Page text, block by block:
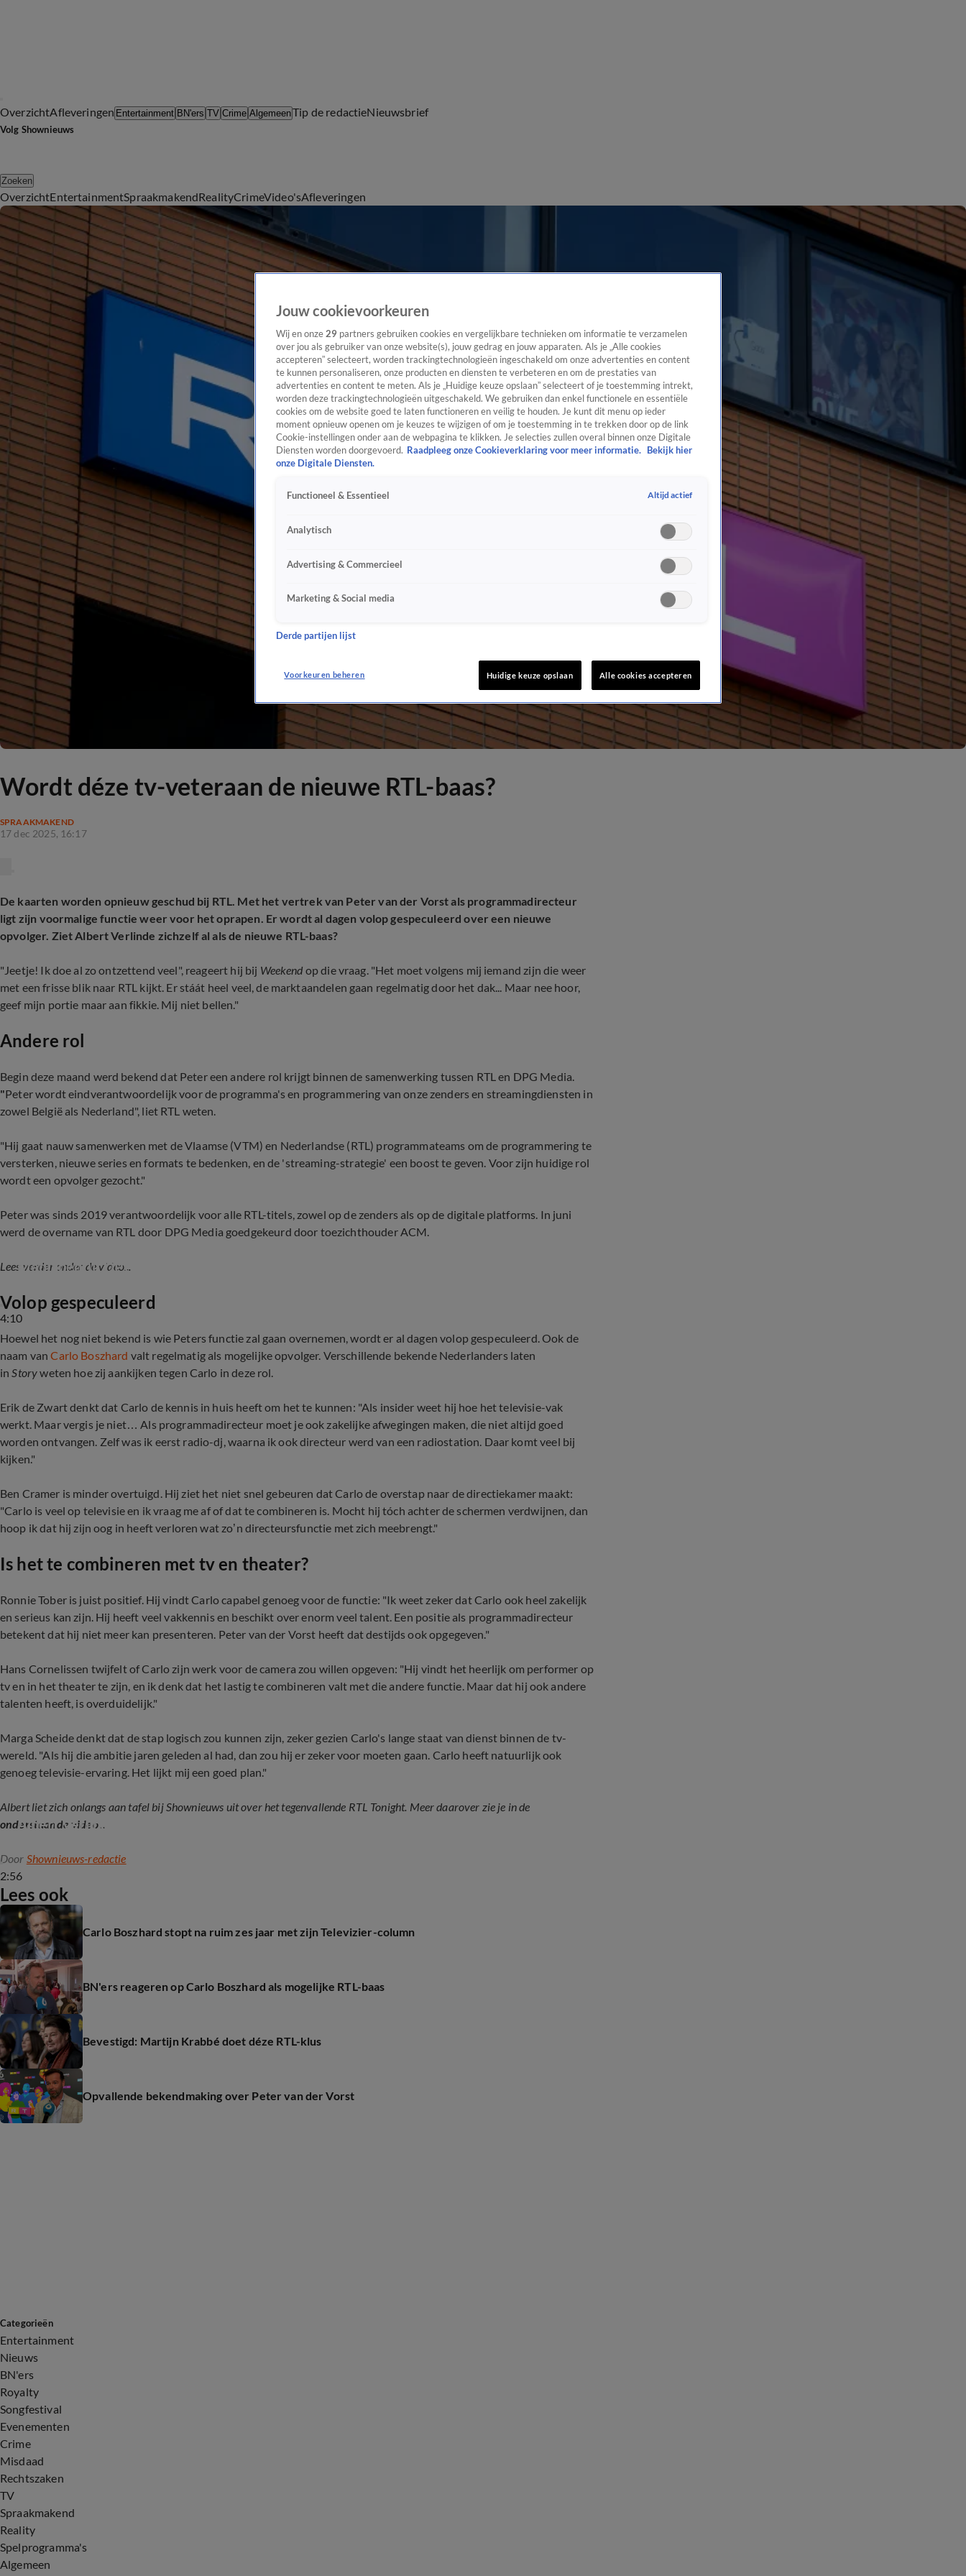
OverzichtAfleveringen Entertainment BN'ers TV Crime AlgemeenTip de redactieNieuwsbrief
Volg Shownieuws
Zoeken
OverzichtEntertainmentSpraakmakendRealityCrimeVideo'sAfleveringen
Wordt déze tv-veteraan de nieuwe RTL-baas?
SPRAAKMAKEND
17 dec 2025, 16:17
De kaarten worden opnieuw geschud bij RTL. Met het vertrek van Peter van der Vorst als programmadirecteur
ligt zijn voormalige functie weer voor het oprapen. Er wordt al dagen volop gespeculeerd over een nieuwe
opvolger. Ziet Albert Verlinde zichzelf al als de nieuwe RTL-baas?
"Jeetje! Ik doe al zo ontzettend veel", reageert hij bij Weekend op die vraag. "Het moet volgens mij iemand zijn die weer
met een frisse blik naar RTL kijkt. Er stáát heel veel, de marktaandelen gaan regelmatig door het dak... Maar nee hoor,
geef mijn portie maar aan fikkie. Mij niet bellen."
Andere rol
Begin deze maand werd bekend dat Peter een andere rol krijgt binnen de samenwerking tussen RTL en DPG Media.
"Peter wordt eindverantwoordelijk voor de programma's en programmering van onze zenders en streamingdiensten in
zowel België als Nederland", liet RTL weten.
"Hij gaat nauw samenwerken met de Vlaamse (VTM) en Nederlandse (RTL) programmateams om de programmering te
versterken, nieuwe series en formats te bedenken, en de 'streaming-strategie' een boost te geven. Voor zijn huidige rol
wordt een opvolger gezocht."
Peter was sinds 2019 verantwoordelijk voor alle RTL-titels, zowel op de zenders als op de digitale platforms. In juni
werd de overname van RTL door DPG Media goedgekeurd door toezichthouder ACM.
Lees verder onder de video...
4:10
Mediabedrijf DPG Media wil RTL Nederland overnemen
Volop gespeculeerd
Hoewel het nog niet bekend is wie Peters functie zal gaan overnemen, wordt er al dagen volop gespeculeerd. Ook de
naam vanCarlo Boszhard valt regelmatig als mogelijke opvolger. Verschillende bekende Nederlanders laten
inStoryweten hoe zij aankijken tegen Carlo in deze rol.
Erik de Zwart denkt dat Carlo de kennis in huis heeft om het te kunnen: "Als insider weet hij hoe het televisie-vak
werkt. Maar vergis je niet… Als programmadirecteur moet je ook zakelijke afwegingen maken, die niet altijd goed
worden ontvangen. Zelf was ik eerst radio-dj, waarna ik ook directeur werd van een radiostation. Daar komt veel bij
kijken."
Ben Cramer is minder overtuigd. Hij ziet het niet snel gebeuren dat Carlo de overstap naar de directiekamer maakt:
"Carlo is veel op televisie en ik vraag me af of dat te combineren is. Mocht hij tóch achter de schermen verdwijnen, dan
hoop ik dat hij zijn oog in heeft verloren wat zo’n directeursfunctie met zich meebrengt."
Is het te combineren met tv en theater?
Ronnie Tober is juist positief. Hij vindt Carlo capabel genoeg voor de functie: "Ik weet zeker dat Carlo ook heel zakelijk
en serieus kan zijn. Hij heeft veel vakkennis en beschikt over enorm veel talent. Een positie als programmadirecteur
betekent dat hij niet meer kan presenteren. Peter van der Vorst heeft dat destijds ook opgegeven."
Hans Cornelissen twijfelt of Carlo zijn werk voor de camera zou willen opgeven: "Hij vindt het heerlijk om performer op
tv en in het theater te zijn, en ik denk dat het lastig te combineren valt met die andere functie. Maar dat hij ook andere
talenten heeft, is overduidelijk."
Marga Scheide denkt dat de stap logisch zou kunnen zijn, zeker gezien Carlo's lange staat van dienst binnen de tv-
wereld. "Als hij die ambitie jaren geleden al had, dan zou hij er zeker voor moeten gaan. Carlo heeft natuurlijk ook
genoeg televisie-ervaring. Het lijkt mij een goed plan."
Albert liet zich onlangs aan tafel bij Shownieuws uit over het tegenvallende RTL Tonight. Meer daarover zie je in de
onderstaande video...
2:56
Albert Verlinde over RTL Tonight
Door Shownieuws-redactie
Lees ook
Carlo Boszhard stopt na ruim zes jaar met zijn Televizier-column
BN'ers reageren op Carlo Boszhard als mogelijke RTL-baas
Bevestigd: Martijn Krabbé doet déze RTL-klus
Opvallende bekendmaking over Peter van der Vorst
Categorieën
Entertainment
Nieuws
BN'ers
Royalty
Songfestival
Evenementen
Crime
Misdaad
Rechtszaken
TV
Spraakmakend
Reality
Spelprogramma's
Algemeen
Jouw cookievoorkeuren
Wij en onze 29 partners gebruiken cookies en vergelijkbare technieken om informatie te verzamelen
over jou als gebruiker van onze website(s), jouw gedrag en jouw apparaten. Als je „Alle cookies
accepteren” selecteert, worden trackingtechnologieën ingeschakeld om onze advertenties en content
te kunnen personaliseren, onze producten en diensten te verbeteren en om de prestaties van
advertenties en content te meten. Als je „Huidige keuze opslaan” selecteert of je toestemming intrekt,
worden deze trackingtechnologieën uitgeschakeld. We gebruiken dan enkel functionele en essentiële
cookies om de website goed te laten functioneren en veilig te houden. Je kunt dit menu op ieder
moment opnieuw openen om je keuzes te wijzigen of om je toestemming in te trekken door op de link
Cookie-instellingen onder aan de webpagina te klikken. Je selecties zullen overal binnen onze Digitale
Diensten worden doorgevoerd. Raadpleeg onze Cookieverklaring voor meer informatie.
Bekijk hier
onze Digitale Diensten.
Functioneel & Essentieel Altijd actief
Analytisch
Advertising & Commercieel
Marketing & Social media
Derde partijen lijst
Voorkeuren beheren Huidige keuze opslaan Alle cookies accepteren